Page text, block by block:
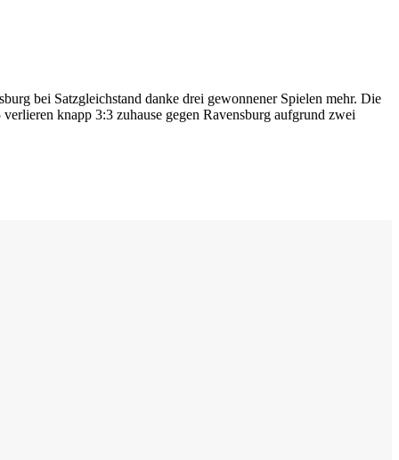
bei Satzgleichstand danke drei gewonnener Spielen mehr. Die
knapp 3:3 zuhause gegen Ravensburg aufgrund zwei